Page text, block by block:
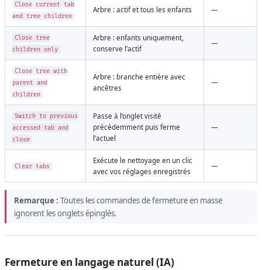
Close current tab
and tree children
Arbre : actif et tous les enfants —
Close tree
children only
Arbre : enfants uniquement,
conserve l’actif
—
Close tree with
parent and
children
Arbre : branche entière avec
ancêtres
—
Switch to previous
accessed tab and
close
Passe à l’onglet visité
précédemment puis ferme
l’actuel
—
Clear tabs
Exécute le nettoyage en un clic
avec vos réglages enregistrés
—
Remarque : Toutes les commandes de fermeture en masse
ignorent les onglets épinglés.
Fermeture en langage naturel (IA)